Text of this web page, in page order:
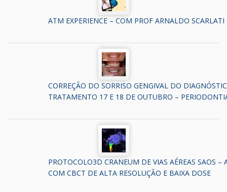
ATM EXPERIENCE – COM PROF ARNALDO SCARLATI
CORREÇÃO DO SORRISO GENGIVAL DO
TRATAMENTO 17 E 18 DE OUTUBRO –
PROTOCOLO3D CRANEUM DE VIAS AÉREAS SAOS –
COM CBCT DE ALTA RESOLUÇÃO E BAIXA DOSE